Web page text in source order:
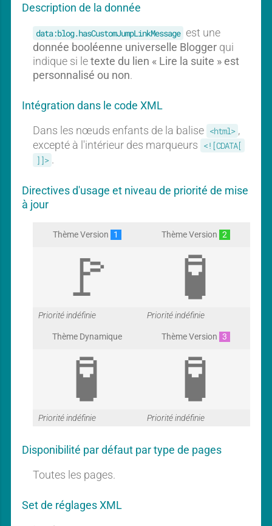
Description de la donnée
data:blog.hasCustomJumpLinkMessage est une
donnée booléenne universelle Blogger qui
indique si letexte du lien « Lire la suite » est
personnalisé ou non.
Intégration dans le code XML
Dans les nœuds enfants de la balise <html> ,
excepté à l'intérieur des marqueurs <![CDATA[
]]> .
Directives d'usage et niveau de priorité de mise
à jour
Thème Version 1
G
a
r
a
Priorité indéfinie
Thème Version 2
G
a
r
Priorité indéfinie
Thème Dynamique
G
a
Priorité indéfinie
Thème Version 3
G
Priorité indéfinie
Disponibilité par défaut par type de pages
Toutes les pages.
Set de réglages XML